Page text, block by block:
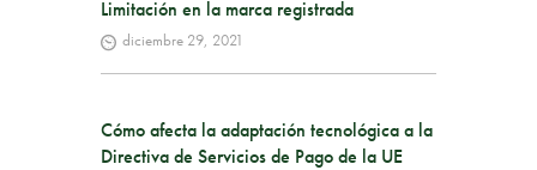
Limitación en la marca registrada
diciembre 29, 2021
Cómo afecta la adaptación tecnológica a la
Directiva de Servicios de Pago de la UE